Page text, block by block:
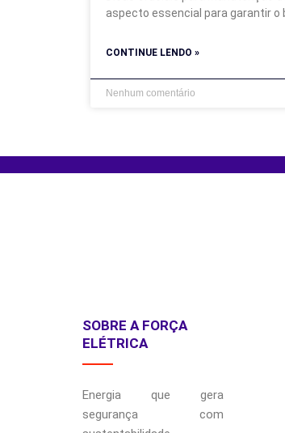
aspecto essencial para garantir
CONTINUE LENDO »
Nenhum comentário
SOBRE A FORÇA
ELÉTRICA
Energia que gera
segurança com